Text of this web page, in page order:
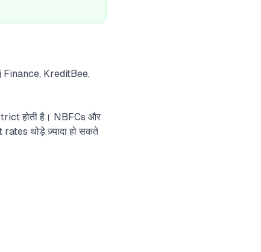
Finance, KreditBee,
होती है। NBFCs और
थोड़े ज़्यादा हो सकते